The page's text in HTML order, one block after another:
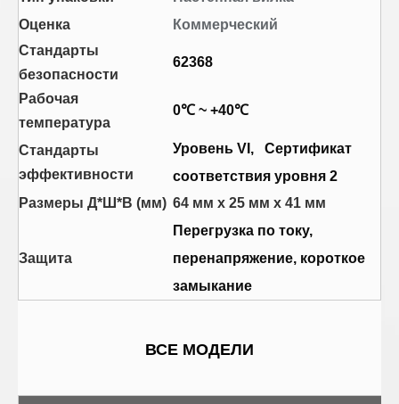
Оценка
Коммерческий
Стандарты
безопасности
62368
Рабочая
температура
0℃ ~ +40℃
Стандарты
эффективности
Уровень VI, Сертификат
соответствия уровня 2
Размеры Д*Ш*В (мм) 64 мм х 25 мм х 41 мм
Защита
Перегрузка по току,
перенапряжение, короткое
замыкание
ВСЕ МОДЕЛИ